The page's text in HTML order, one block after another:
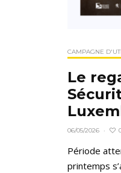
CAMPAGNE
Le
06/05/2026 ·
Période
printemps